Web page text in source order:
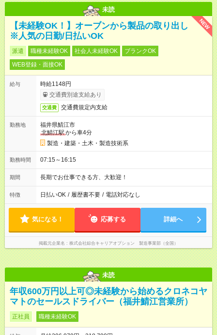
未読
NEW
【未経験OK！】オーブンから製品の取り出し
※人気の日勤/日払いOK
派遣 職種未経験OK 社会人未経験OK
ブランクOK
WEB登録・面接OK
給与
時給1148円
交通費別途支給あり
交通費 交通費規定内支給
勤務地
福井県鯖江市
北鯖江駅から車4分
製造・建築・土木・製造技術系
勤務時間 07:15～16:15
期間 長期でお仕事できる方、大歓迎！
特徴 日払いOK / 履歴書不要 / 電話対応なし
気になる！ 応募する 詳細へ
掲載元企業名 株式会社綜合キャリアオプション 製造事業部（全国）
未読
年収600万円以上可◎未経験から始めるクロネコヤ
マトのセールスドライバー（福井鯖江営業所）
正社員 職種未経験OK